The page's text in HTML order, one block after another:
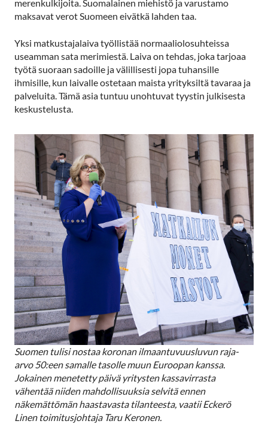
merenkulkijoita. Suomalainen miehistö ja varustamo
maksavat verot Suomeen eivätkä lahden taa.
Yksi matkustajalaiva työllistää normaaliolosuhteissa
useamman sata merimiestä. Laiva on tehdas, joka tarjoaa
työtä suoraan sadoille ja välillisesti jopa tuhansille
ihmisille, kun laivalle ostetaan maista yrityksiltä tavaraa ja
palveluita. Tämä asia tuntuu unohtuvat tyystin julkisesta
keskustelusta.
Suomen tulisi nostaa koronan ilmaantuvuusluvun raja-
arvo 50:een samalle tasolle muun Euroopan kanssa.
Jokainen menetetty päivä yritysten kassavirrasta
vähentää niiden mahdollisuuksia selvitä ennen
näkemättömän haastavasta tilanteesta, vaatii Eckerö
Linen toimitusjohtaja Taru Keronen.